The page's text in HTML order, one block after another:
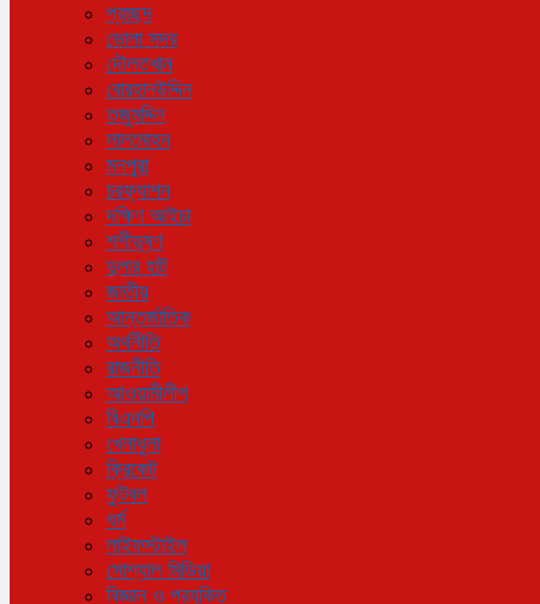
প্রচ্ছদ
ভোলা সদর
দৌলতখান
বোরহানউদ্দিন
তজুমদ্দিন
লালমোহন
মনপুরা
চরফ্যাশন
দক্ষিণ আইচা
শশীভূষণ
দুলার হাট
জাতীয়
আন্তর্জাতিক
অর্থনীতি
রাজনীতি
আওয়ামীলীগ
বিএনপি
খেলাধুলা
ক্রিকেট
ফুটবল
ধর্ম
লাইফস্টাইল
সোশ্যাল মিডিয়া
বিজ্ঞান ও প্রযুক্তি